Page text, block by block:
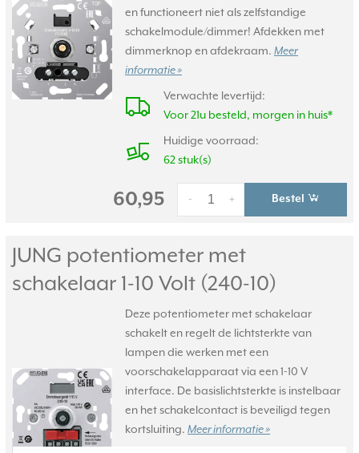
en functioneert niet als zelfstandige
schakelmodule/dimmer! Afdekken met
dimmerknop en afdekraam. Meer
informatie »
Verwachte levertijd:
Voor 21u besteld, morgen in huis*
Huidige voorraad:
62 stuk(s)
60,95 +
- Bestel
JUNG potentiometer met
schakelaar 1-10 Volt (240-10)
Deze potentiometer met schakelaar
schakelt en regelt de lichtsterkte van
lampen die werken met een
voorschakelapparaat via een 1-10 V
interface. De basislichtsterkte is instelbaar
en het schakelcontact is beveiligd tegen
kortsluiting. Meer informatie »